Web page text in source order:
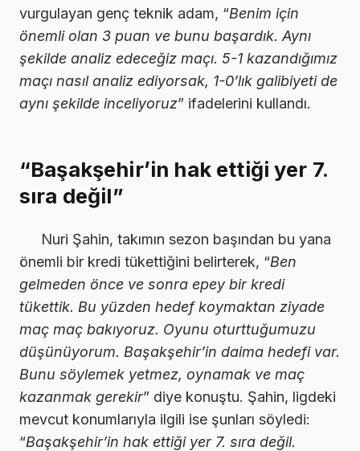
vurgulayan genç teknik adam, “Benim için
önemli olan 3 puan ve bunu başardık. Aynı
şekilde analiz edeceğiz maçı. 5-1 kazandığımız
maçı nasıl analiz ediyorsak, 1-0’lık galibiyeti de
aynı şekilde inceliyoruz” ifadelerini kullandı.
“Başakşehir’in hak ettiği yer 7.
sıra değil”
Nuri Şahin, takımın sezon başından bu yana
önemli bir kredi tükettiğini belirterek, “Ben
gelmeden önce ve sonra epey bir kredi
tükettik. Bu yüzden hedef koymaktan ziyade
maç maç bakıyoruz. Oyunu oturttuğumuzu
düşünüyorum. Başakşehir’in daima hedefi var.
Bunu söylemek yetmez, oynamak ve maç
kazanmak gerekir” diye konuştu. Şahin, ligdeki
mevcut konumlarıyla ilgili ise şunları söyledi:
“Başakşehir’in hak ettiği yer 7. sıra değil.